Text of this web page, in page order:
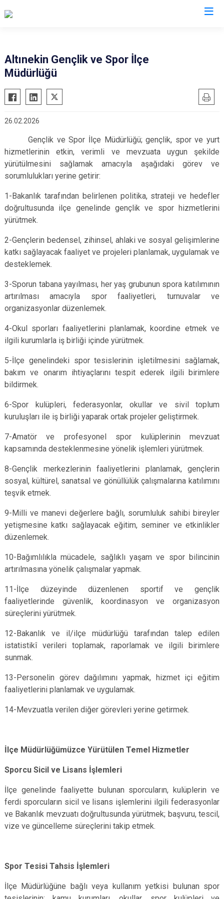
Ahırlı
Akören
Altınekin
Beyşehir
Bozkır
Çeltik
Çumra
Derbent
Derebucak
Hadim
Halkapınar
Hüyük
Kadınhanı
Karatay
Seydişehir
Taşkent
Yunak
Altınekin Gençlik ve Spor İlçe
Müdürlüğü
26.02.2026
Gençlik ve Spor İlçe Müdürlüğü; gençlik, spor ve yurt
hizmetlerinin etkin, verimli ve mevzuata uygun şekilde
yürütülmesini sağlamak amacıyla aşağıdaki görev ve
sorumlulukları yerine getirir:
1-Bakanlık tarafından belirlenen politika, strateji ve hedefler
doğrultusunda ilçe genelinde gençlik ve spor hizmetlerini
yürütmek.
2-Gençlerin bedensel, zihinsel, ahlaki ve sosyal gelişimlerine
katkı sağlayacak faaliyet ve projeleri planlamak, uygulamak ve
desteklemek.
3-Sporun tabana yayılması, her yaş grubunun spora katılımının
artırılması amacıyla spor faaliyetleri, turnuvalar ve
organizasyonlar düzenlemek.
4-Okul sporları faaliyetlerini planlamak, koordine etmek ve
ilgili kurumlarla iş birliği içinde yürütmek.
5-İlçe genelindeki spor tesislerinin işletilmesini sağlamak,
bakım ve onarım ihtiyaçlarını tespit ederek ilgili birimlere
bildirmek.
6-Spor kulüpleri, federasyonlar, okullar ve sivil toplum
kuruluşları ile iş birliği yaparak ortak projeler geliştirmek.
7-Amatör ve profesyonel spor kulüplerinin mevzuat
kapsamında desteklenmesine yönelik işlemleri yürütmek.
8-Gençlik merkezlerinin faaliyetlerini planlamak, gençlerin
sosyal, kültürel, sanatsal ve gönüllülük çalışmalarına katılımını
teşvik etmek.
9-Milli ve manevi değerlere bağlı, sorumluluk sahibi bireyler
yetişmesine katkı sağlayacak eğitim, seminer ve etkinlikler
düzenlemek.
10-Bağımlılıkla mücadele, sağlıklı yaşam ve spor bilincinin
artırılmasına yönelik çalışmalar yapmak.
11-İlçe düzeyinde düzenlenen sportif ve gençlik
faaliyetlerinde güvenlik, koordinasyon ve organizasyon
süreçlerini yürütmek.
12-Bakanlık ve il/ilçe müdürlüğü tarafından talep edilen
istatistikî verileri toplamak, raporlamak ve ilgili birimlere
sunmak.
13-Personelin görev dağılımını yapmak, hizmet içi eğitim
faaliyetlerini planlamak ve uygulamak.
14-Mevzuatla verilen diğer görevleri yerine getirmek.
İlçe Müdürlüğümüzce Yürütülen Temel Hizmetler
Sporcu Sicil ve Lisans İşlemleri
İlçe genelinde faaliyette bulunan sporcuların, kulüplerin ve
ferdi sporcuların sicil ve lisans işlemlerini ilgili federasyonlar
ve Bakanlık mevzuatı doğrultusunda yürütmek; başvuru, tescil,
vize ve güncelleme süreçlerini takip etmek.
Spor Tesisi Tahsis İşlemleri
İlçe Müdürlüğüne bağlı veya kullanım yetkisi bulunan spor